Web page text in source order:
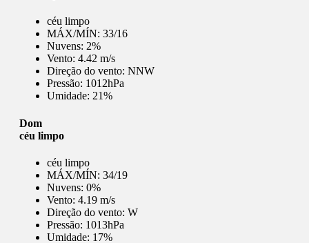
céu limpo
MÁX/MÍN: 33/16
Nuvens: 2%
Vento: 4.42 m/s
Direção do vento: NNW
Pressão: 1012hPa
Umidade: 21%
Dom
céu limpo
céu limpo
MÁX/MÍN: 34/19
Nuvens: 0%
Vento: 4.19 m/s
Direção do vento: W
Pressão: 1013hPa
Umidade: 17%